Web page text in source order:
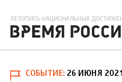
СОБЫТИЕ 26 ИЮНЯ 2021